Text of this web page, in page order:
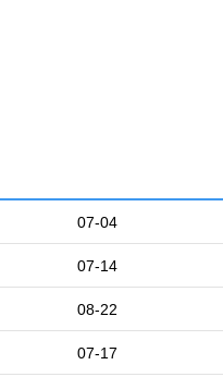
07-04
07-14
08-22
07-17